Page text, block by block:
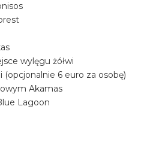
wylęgu żółwi
(opcjonalnie 6 euro za osobę)
Akamas
Lagoon